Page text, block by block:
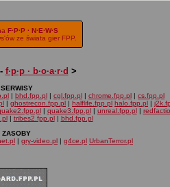
F·P·P · N·E·W·S
ze świata gier FPP.
f·p·p · b·o·a·r·d >
SERWISY
| bhd.fpp.pl | cgl.fpp.pl | chrome.fpp.pl | cs.fpp.pl
| ghostrecon.fpp.pl | halflife.fpp.pl halo.fpp.pl |
| quake3.fpp.pl| unreal.fpp.pl|
| tribes2.fpp.pl| bhd.fpp.pl
ZASOBY
| gry-video.pl | g4ce.pl UrbanTerror.pl